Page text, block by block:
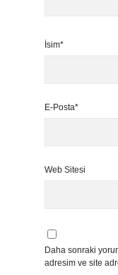
İsim*
E-Posta*
Web Sitesi
Daha sonraki
adresim ve site